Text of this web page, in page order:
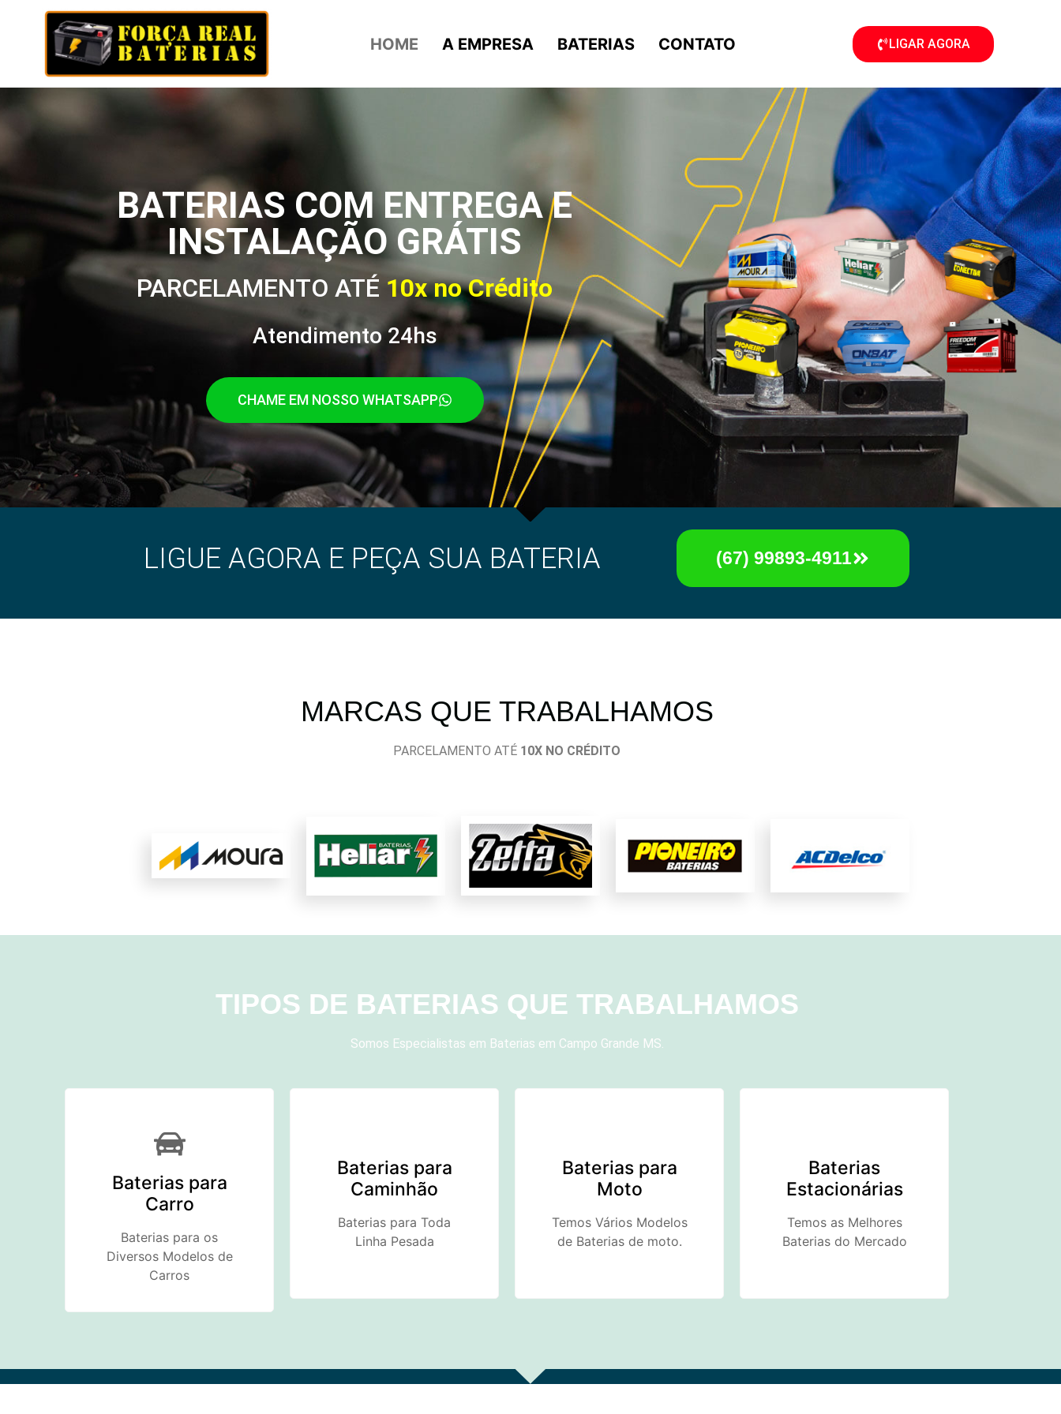
HOME A EMPRESA BATERIAS CONTATO LIGAR AGORA
BATERIAS COM ENTREGA E
INSTALAÇÃO GRÁTIS
PARCELAMENTO ATÉ 10x no Crédito
Atendimento 24hs
CHAME EM NOSSO WHATSAPP
LIGUE AGORA E PEÇA SUA BATERIA (67) 99893-4911
MARCAS QUE TRABALHAMOS
PARCELAMENTO ATÉ 10X NO CRÉDITO
TIPOS DE BATERIAS QUE TRABALHAMOS
Somos Especialistas em Baterias em Campo Grande MS.
Baterias para
Carro
Baterias para os
Diversos Modelos de
Carros
Baterias para
Caminhão
Baterias para Toda
Linha Pesada
Baterias para
Moto
Temos Vários Modelos
de Baterias de moto.
Baterias
Estacionárias
Temos as Melhores
Baterias do Mercado